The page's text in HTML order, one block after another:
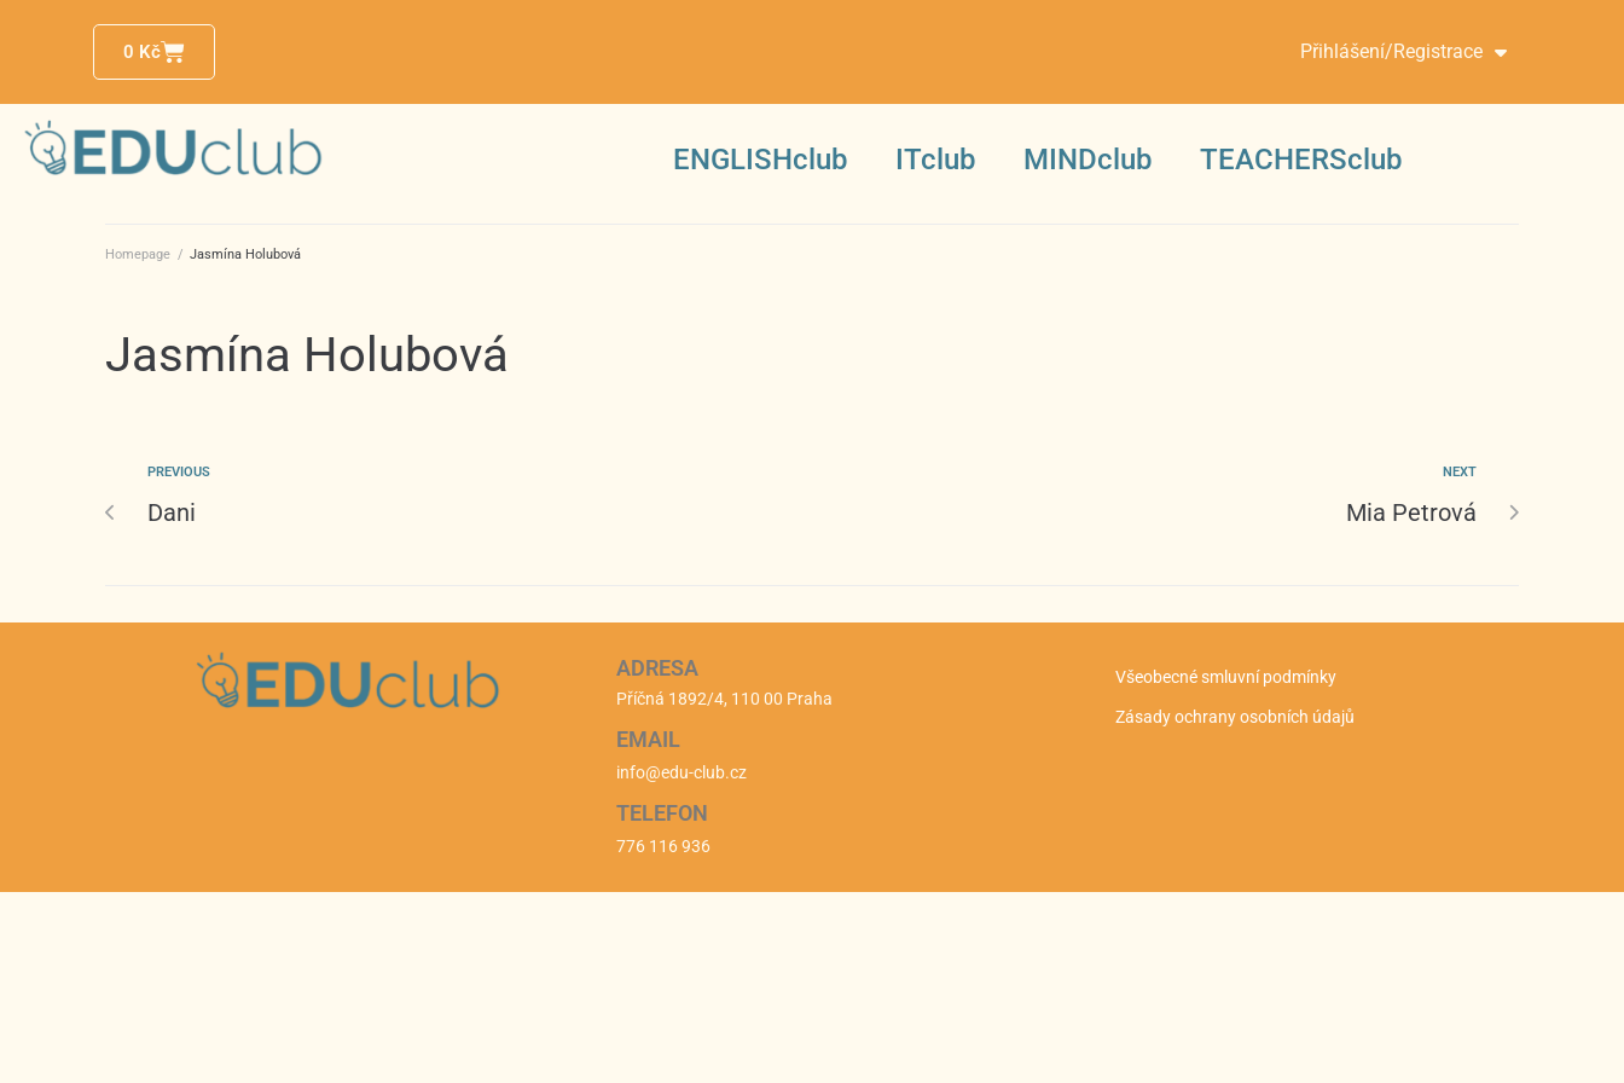
0 Kč Přihlášení/Registrace
ENGLISHclub ITclub MINDclub TEACHERSclub
Homepage / Jasmína Holubová
Jasmína Holubová
PREVIOUS
Dani
NEXT
Mia Petrová
ADRESA
Příčná 1892/4, 110 00 Praha
EMAIL
info@edu-club.cz
TELEFON
776 116 936
Všeobecné smluvní podmínky
Zásady ochrany osobních údajů